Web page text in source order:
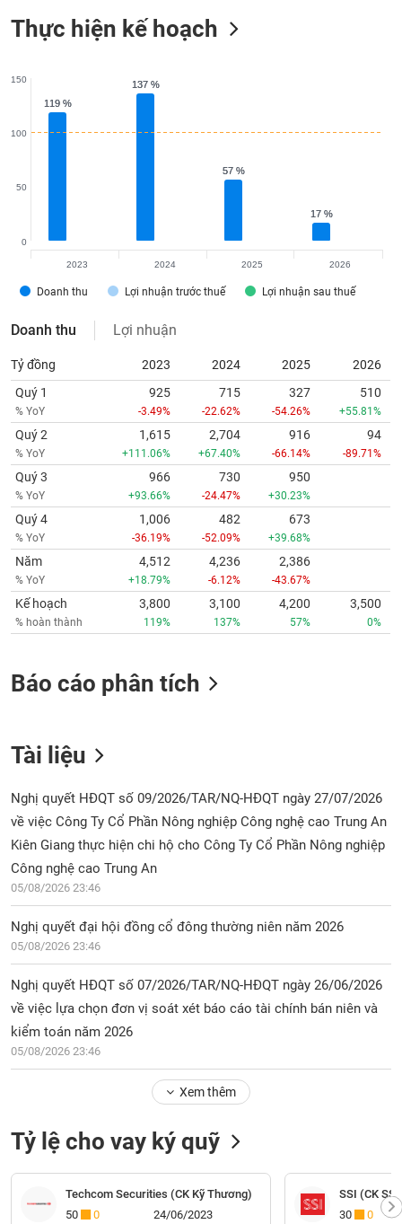
Thực hiện kế hoạch
119 %
119 %
137 %
137 %
57 %
57 %
17 %
17 %
Doanh thu Lợi nhuận trước thuế Lợi nhuận sau thuế
0
50
100
150
2023 2024 2025 2026
Doanh thu Lợi nhuận
Tỷ đồng 2023 2024 2025
2026
Quý 1
% YoY
925
-3.49%
715
-22.62%
327
-54.26%
510
+55.81%
Quý 2
% YoY
1,615
+111.06%
2,704
+67.40%
916
-66.14%
94
-89.71%
Quý 3
% YoY
966
+93.66%
730
-24.47%
950
+30.23%
Quý 4
% YoY
1,006
-36.19%
482
-52.09%
673
+39.68%
Năm
% YoY
4,512
+18.79%
4,236
-6.12%
2,386
-43.67%
Kế hoạch
% hoàn thành
3,800
119%
3,100
137%
4,200
57%
3,500
0%
Báo cáo phân tích
Tài liệu
Nghị quyết HĐQT số 09/2026/TAR/NQ-HĐQT ngày 27/07/2026
về việc Công Ty Cổ Phần Nông nghiệp Công nghệ cao Trung An
Kiên Giang thực hiện chi hộ cho Công Ty Cổ Phần Nông nghiệp
Công nghệ cao Trung An
05/08/2026 23:46
Nghị quyết đại hội đồng cổ đông thường niên năm 2026
05/08/2026 23:46
Nghị quyết HĐQT số 07/2026/TAR/NQ-HĐQT ngày 26/06/2026
về việc lựa chọn đơn vị soát xét báo cáo tài chính bán niên và
kiểm toán năm 2026
05/08/2026 23:46
Xem thêm
Tỷ lệ cho vay ký quỹ
Techcom Securities (CK Kỹ Thương)
50
0 24/06/2023
SSI (CK
30
0